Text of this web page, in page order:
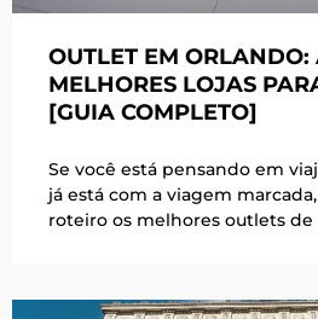
OUTLET EM ORLANDO:
MELHORES LOJAS
[GUIA COMPLETO]
Se você está pensando em
já está com a viagem
roteiro os melhores outlets de